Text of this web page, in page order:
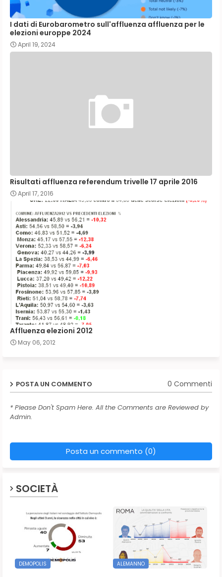
I dati di Eurobarometro sull'affluenza affluenza per le
elezioni europpe 2024
April 19, 2024
Risultati affluenza referendum trivelle 17 aprile 2016
April 17, 2016
Affluenza elezioni 2012
May 06, 2012
POSTA UN COMMENTO 0 Commenti
* Please Don't Spam Here. All the Comments are Reviewed by
Admin.
Posta un commento (0)
SOCIETÀ
DEMOPOLIS ALEMANNO